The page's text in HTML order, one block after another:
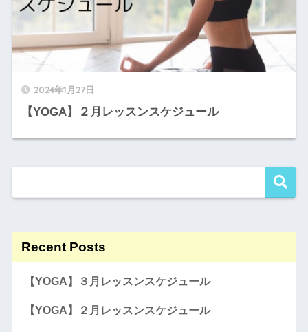
2024年1月27日
【YOGA】２月レッスンスケジュール
Recent Posts
【YOGA】３月レッスンスケジュール
【YOGA】２月レッスンスケジュール